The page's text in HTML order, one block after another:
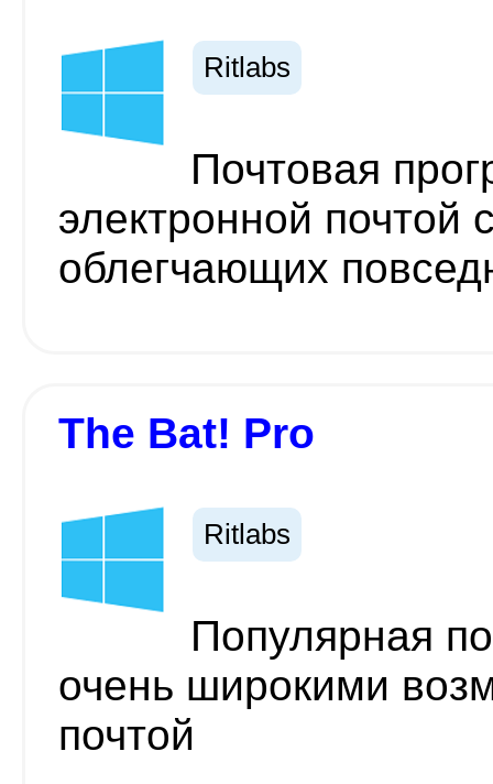
Ritlabs
Почтовая
электронной
облегчающих
The Bat! Pro
Ritlabs
Популярная
очень широкими
почтой